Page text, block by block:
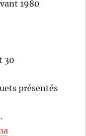
1980
30
présentés